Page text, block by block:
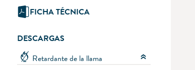
FICHA TÉCNICA
DESCARGAS
Retardante de la llama